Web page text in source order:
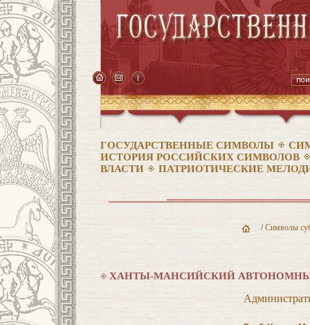
ГОСУДАРСТВЕННЫЕ СИМВОЛЫ
ИСТОРИЯ РОССИЙСКИХ СИМВОЛОВ
ВЛАСТИ
ПАТРИОТИЧЕСКИЕ
/Символы
ХАНТЫ-МАНСИЙСКИЙ